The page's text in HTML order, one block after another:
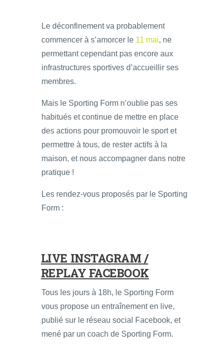
Le déconfinement va probablement
commencer à s’amorcer le 11 mai, ne
permettant cependant pas encore aux
infrastructures sportives d’accueillir ses
membres.
Mais le Sporting Form n’oublie pas ses
habitués et continue de mettre en place
des actions pour promouvoir le sport et
permettre à tous, de rester actifs à la
maison, et nous accompagner dans notre
pratique !
Les rendez-vous proposés par le Sporting
Form :
LIVE INSTAGRAM /
REPLAY FACEBOOK
Tous les jours à 18h, le Sporting Form
vous propose un entraînement en live,
publié sur le réseau social Facebook, et
mené par un coach de Sporting Form.